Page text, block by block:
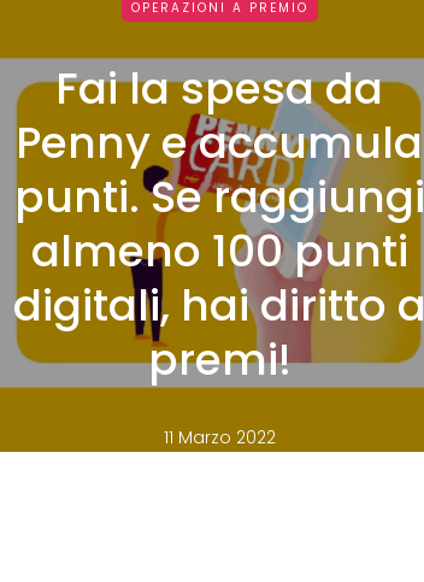
OPERAZIONI A PREMIO
Fai la spesa da
Penny e accumula
punti. Se raggiungi
almeno 100 punti
digitali, hai diritto a
premi!
11 Marzo 2022